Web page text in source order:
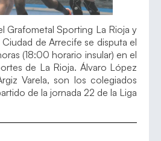
Grafometal Sporting La Rioja y
de Arrecife se disputa el
(18:00 horario insular) en el
de La Rioja. Álvaro López
Varela, son los colegiados
de la jornada 22 de la Liga